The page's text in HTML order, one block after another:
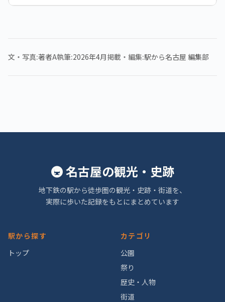
文・写真 著者A執筆 2026年4月掲載・編集 駅から名古屋 編集部
🚇 名古屋の観光・史跡
地下鉄の駅から徒歩圏の観光・史跡・街道を、
実際に歩いた記録をもとにまとめています
駅から探す
トップ
カテゴリ
公園
祭り
歴史・人物
街道